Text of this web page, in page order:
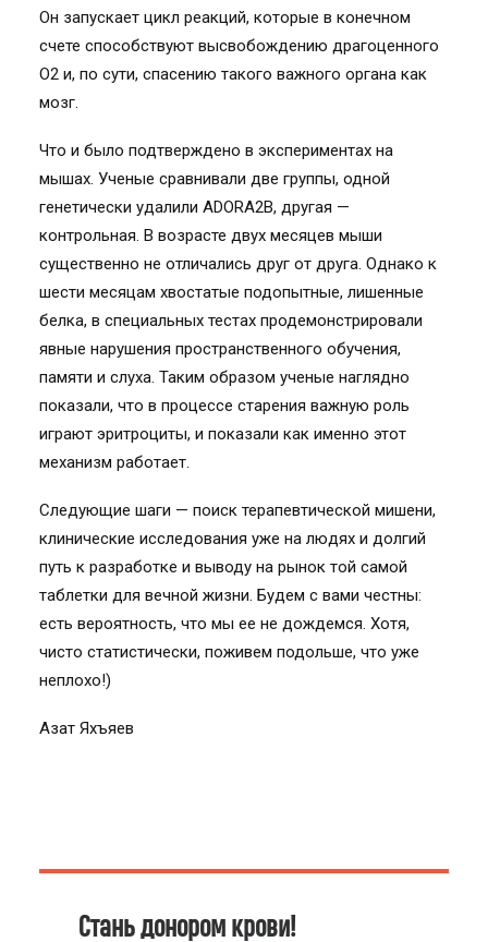
Он запускает цикл реакций, которые в конечном
счете способствуют высвобождению драгоценного
О2 и, по сути, спасению такого важного органа как
мозг.
Что и было подтверждено в экспериментах на
мышах. Ученые сравнивали две группы, одной
генетически удалили ADORA2B, другая —
контрольная. В возрасте двух месяцев мыши
существенно не отличались друг от друга. Однако к
шести месяцам хвостатые подопытные, лишенные
белка, в специальных тестах продемонстрировали
явные нарушения пространственного обучения,
памяти и слуха. Таким образом ученые наглядно
показали, что в процессе старения важную роль
играют эритроциты, и показали как именно этот
механизм работает.
Следующие шаги — поиск терапевтической мишени,
клинические исследования уже на людях и долгий
путь к разработке и выводу на рынок той самой
таблетки для вечной жизни. Будем с вами честны:
есть вероятность, что мы ее не дождемся. Хотя,
чисто статистически, поживем подольше, что уже
неплохо!)
Азат Яхъяев
Стань донором крови!